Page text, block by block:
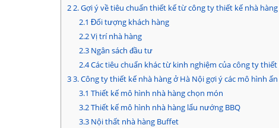
22. Gợi ý về tiêu chuẩn thiết kế từ công ty thiết kế nhà
2.1 Đối tượng khách hàng
2.2Vị trí nhà hàng
2.3Ngân sách đầu tư
2.4Các tiêu chuẩn khác từ kinh nghiệm của công ty
33. Công ty thiết kế nhà hàng ở Hà Nội gợi ý các mô hình
3.1 Thiết kế mô hình nhà hàng chọn món
3.2Thiết kế mô hình nhà hàng lẩu nướng BBQ
3.3Nội thất nhà hàng Buffet